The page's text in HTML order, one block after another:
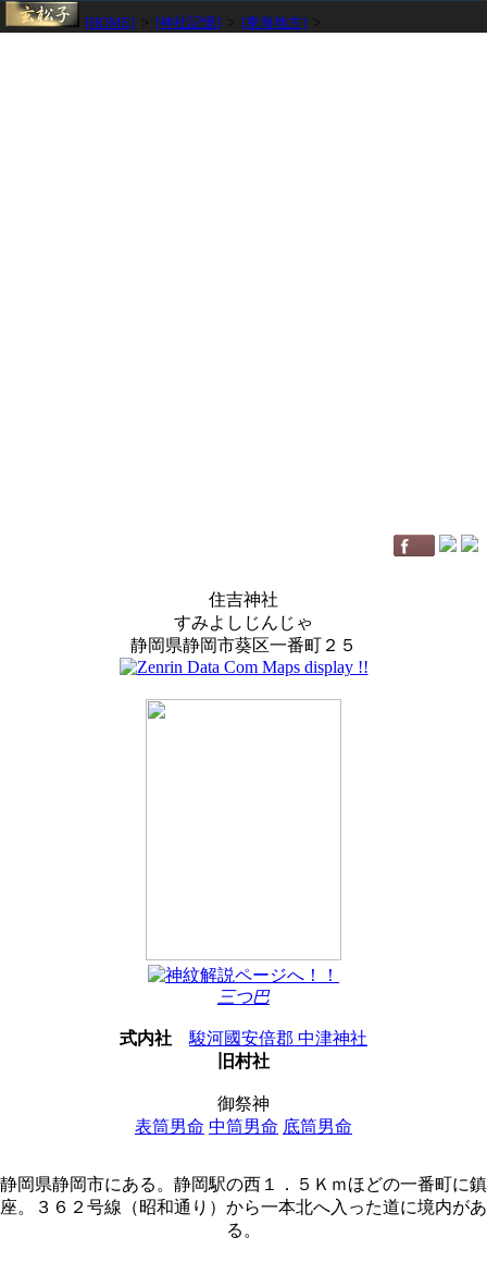
[HOME] [神社記憶] [東海地方]
住吉神社
すみよしじんじゃ
静岡県静岡市葵区一番町２５
三つ巴
式内社
駿河國安倍郡 中津神社
旧村社
御祭神
表筒男命 中筒男命 底筒男命
静岡県静岡市にある。静岡駅の西１．５Ｋｍほどの一番町に鎮
座。３６２号線（昭和通り）から一本北へ入った道に境内があ
る。